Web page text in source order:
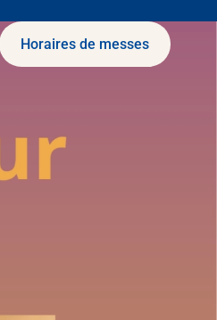
Horaires de messes